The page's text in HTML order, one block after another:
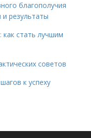
благополучия
результаты
стать лучшим
советов
к успеху